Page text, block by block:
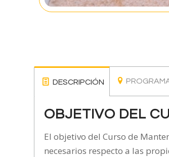
DESCRIPCIÓN
OBJETIVO DEL
El objetivo del Curso de
necesarios respecto a las